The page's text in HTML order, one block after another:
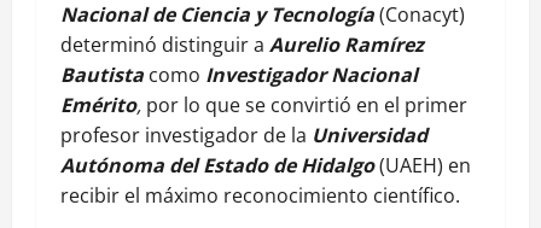
Nacional de Ciencia y Tecnología(Conacyt)
determinó distinguir a Aurelio Ramírez
Bautista como Investigador Nacional
Emérito, por lo que se convirtió en el primer
profesor investigador de la Universidad
Autónoma del Estado de Hidalgo(UAEH) en
recibir el máximo reconocimiento científico.